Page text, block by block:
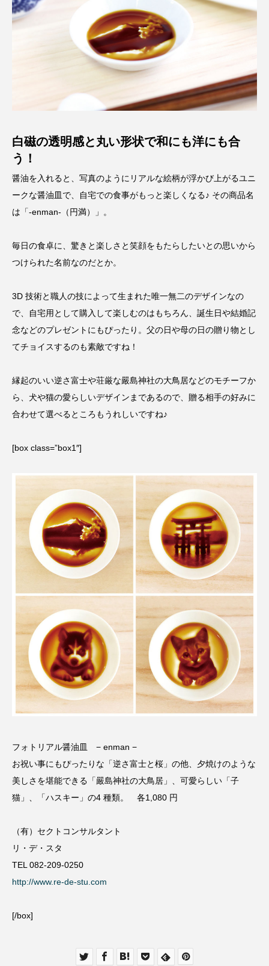
白磁の透明感と丸い形状で和にも洋にも合
う！
醤油を入れると、写真のようにリアルな絵柄が浮かび上がるユニ
ークな醤油皿で、自宅での食事がもっと楽しくなる♪ その商品名
は「-enman-（円満）」。
毎日の食卓に、驚きと楽しさと笑顔をもたらしたいとの思いから
つけられた名前なのだとか。
3D 技術と職人の技によって生まれた唯一無二のデザインなの
で、自宅用として購入して楽しむのはもちろん、誕生日や結婚記
念などのプレゼントにもぴったり。父の日や母の日の贈り物とし
てチョイスするのも素敵ですね！
縁起のいい逆さ富士や荘厳な嚴島神社の大鳥居などのモチーフか
ら、犬や猫の愛らしいデザインまであるので、贈る相手の好みに
合わせて選べるところもうれしいですね♪
[box class=”box1″]
フォトリアル醤油皿 − enman −
お祝い事にもぴったりな「逆さ富士と桜」の他、夕焼けのような
美しさを堪能できる「嚴島神社の大鳥居」、可愛らしい「子
猫」、「ハスキー」の4 種類。 各1,080 円
（有）セクトコンサルタント
リ・デ・スタ
TEL 082-209-0250
http://www.re-de-stu.com
[/box]